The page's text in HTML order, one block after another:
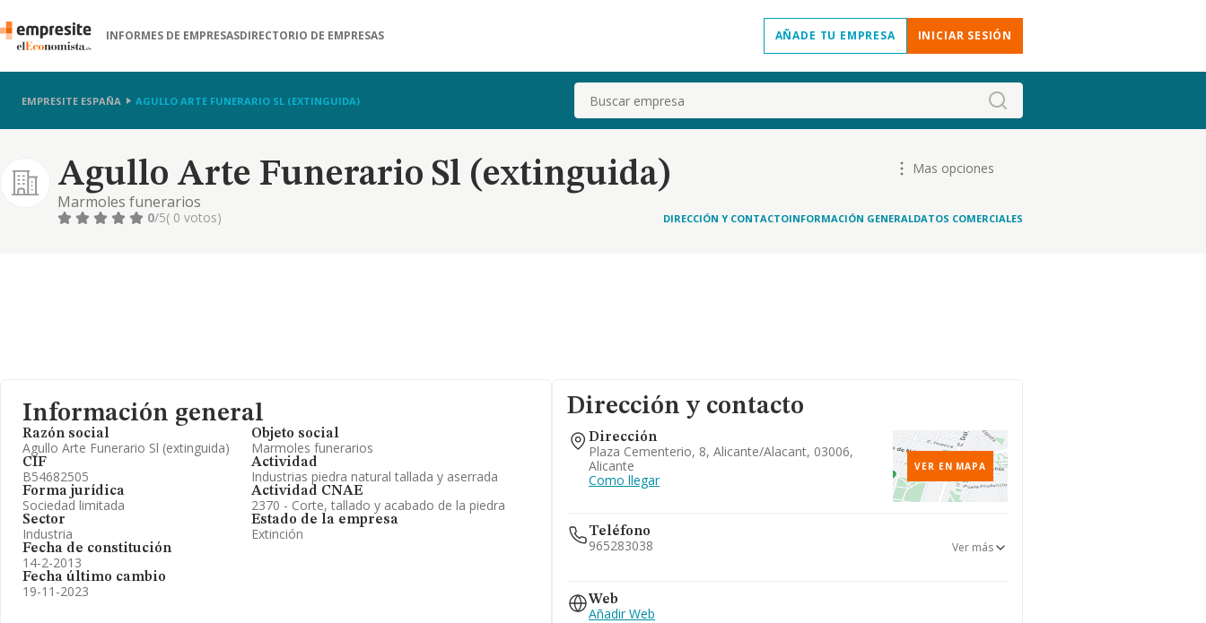
INFORMES DE EMPRESASDIRECTORIO DE EMPRESAS AÑADE TU EMPRESA INICIAR SESIÓN
EMPRESITE ESPAÑA AGULLO ARTE FUNERARIO SL (EXTINGUIDA) Buscar
Agullo Arte Funerario Sl (extinguida)
Marmoles funerarios
Mas opciones
0/5( 0 votos) DIRECCIÓN Y CONTACTOINFORMACIÓN GENERALDATOS COMERCIALES
Información general
Razón social
Agullo Arte Funerario Sl (extinguida)
CIF
B54682505
Forma jurídica
Sociedad limitada
Sector
Industria
Fecha de constitución
14-2-2013
Fecha último cambio
19-11-2023
Objeto social
Marmoles funerarios
Actividad
Industrias piedra natural tallada y aserrada
Actividad CNAE
2370 - Corte, tallado y acabado de la piedra
Estado de la empresa
Extinción
Dirección y contacto
Dirección
Plaza Cementerio, 8, Alicante/alacant, 03006,
Alicante
Como llegar
VER EN MAPA
Teléfono
965283038 Ver más
Web
Añadir Web